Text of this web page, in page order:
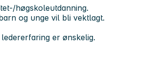
høgskoleutdanning.
og unge vil bli vektlagt.
er ønskelig.